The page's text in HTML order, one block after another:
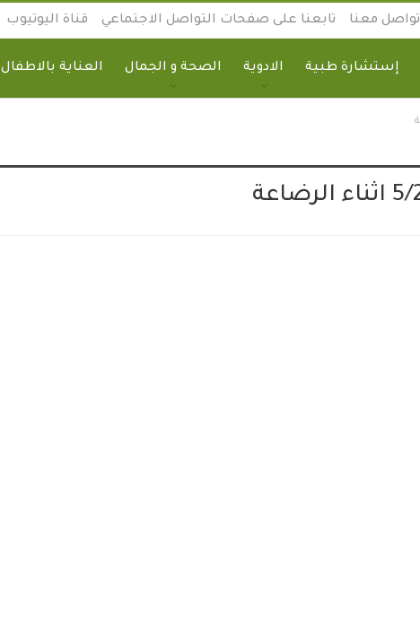
تواصل معنا تابعنا على صفحات التواصل الاجتماعي قناة اليوتيوب
إستشارة طبية الادوية الصحة و الجمال العناية بالاطفال